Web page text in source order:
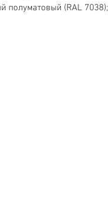
полуматовый (RAL